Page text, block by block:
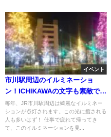
イベント
市川駅周辺のイルミネーショ
ン！ICHIKAWAの文字も素敵で
す！
毎年、JR市川駅周辺は綺麗なイルミネー
ションが点灯されます。この光に癒される
人も多いはず！ 仕事で疲れて帰ってき
て、このイルミネーションを見...